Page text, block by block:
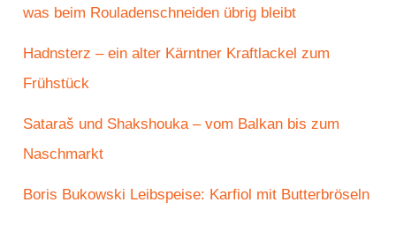
was beim Rouladenschneiden übrig bleibt
Hadnsterz – ein alter Kärntner Kraftlackel zum
Frühstück
Sataraš und Shakshouka – vom Balkan bis zum
Naschmarkt
Boris Bukowski Leibspeise: Karfiol mit Butterbröseln